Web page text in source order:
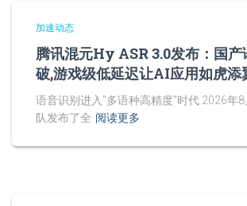
加速动态
腾讯混元Hy ASR 3.0发布：国产
破,游戏级低延迟让AI应用如虎添
语音识别进入"多语种高精度"时代 2026年8
队发布了全 阅读更多